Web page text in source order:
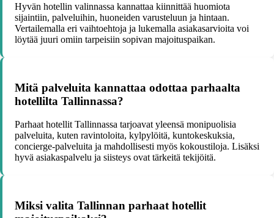
Hyvän hotellin valinnassa kannattaa kiinnittää huomiota
sijaintiin, palveluihin, huoneiden varusteluun ja hintaan.
Vertailemalla eri vaihtoehtoja ja lukemalla asiakasarvioita voi
löytää juuri omiin tarpeisiin sopivan majoituspaikan.
Mitä palveluita kannattaa odottaa parhaalta
hotellilta Tallinnassa?
Parhaat hotellit Tallinnassa tarjoavat yleensä monipuolisia
palveluita, kuten ravintoloita, kylpylöitä, kuntokeskuksia,
concierge-palveluita ja mahdollisesti myös kokoustiloja. Lisäksi
hyvä asiakaspalvelu ja siisteys ovat tärkeitä tekijöitä.
Miksi valita Tallinnan parhaat hotellit